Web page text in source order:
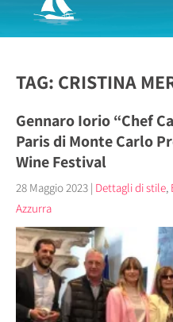
TAG: CRISTINA
Gennaro Iorio “Chef
Paris di Monte Carlo
Wine Festival
28 Maggio 2023 | Dettagli di stile,
Azzurra